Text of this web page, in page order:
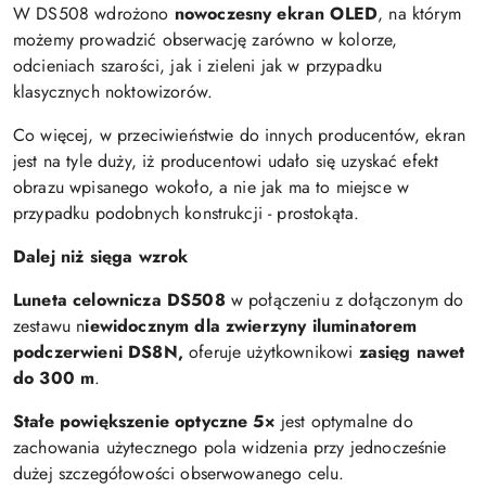
W DS508 wdrożono nowoczesny ekran OLED, na którym
możemy prowadzić obserwację zarówno w kolorze,
odcieniach szarości, jak i zieleni jak w przypadku
klasycznych noktowizorów.
Co więcej, w przeciwieństwie do innych producentów, ekran
jest na tyle duży, iż producentowi udało się uzyskać efekt
obrazu wpisanego wokoło, a nie jak ma to miejsce w
przypadku podobnych konstrukcji - prostokąta.
Dalej niż sięga wzrok
Luneta celownicza DS508 w połączeniu z dołączonym do
zestawu niewidocznym dla zwierzyny iluminatorem
podczerwieni DS8N, oferuje użytkownikowi zasięg nawet
do 300 m.
Stałe powiększenie optyczne 5× jest optymalne do
zachowania użytecznego pola widzenia przy jednocześnie
dużej szczegółowości obserwowanego celu.